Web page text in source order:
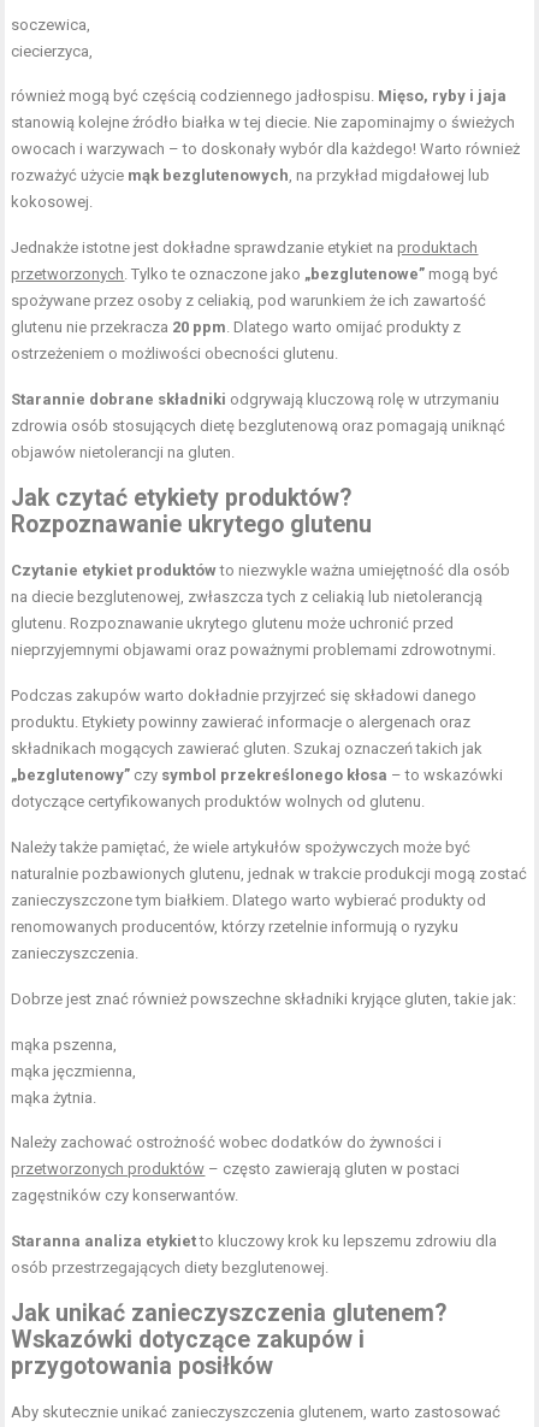
soczewica,
ciecierzyca,
również mogą być częścią codziennego jadłospisu. Mięso, ryby i jaja
stanowią kolejne źródło białka w tej diecie. Nie zapominajmy o świeżych
owocach i warzywach – to doskonały wybór dla każdego! Warto również
rozważyć użycie mąk bezglutenowych , na przykład migdałowej lub
kokosowej.
Jednakże istotne jest dokładne sprawdzanie etykiet na produktach
przetworzonych . Tylko te oznaczone jako „bezglutenowe” mogą być
spożywane przez osoby z celiakią, pod warunkiem że ich zawartość
glutenu nie przekracza 20 ppm . Dlatego warto omijać produkty z
ostrzeżeniem o możliwości obecności glutenu.
Starannie dobrane składniki odgrywają kluczową rolę w utrzymaniu
zdrowia osób stosujących dietę bezglutenową oraz pomagają uniknąć
objawów nietolerancji na gluten.
Jak czytać etykiety produktów?
Rozpoznawanie ukrytego glutenu
Czytanie etykiet produktówto niezwykle ważna umiejętność dla osób
na diecie bezglutenowej, zwłaszcza tych z celiakią lub nietolerancją
glutenu. Rozpoznawanie ukrytego glutenu może uchronić przed
nieprzyjemnymi objawami oraz poważnymi problemami zdrowotnymi.
Podczas zakupów warto dokładnie przyjrzeć się składowi danego
produktu. Etykiety powinny zawierać informacje o alergenach oraz
składnikach mogących zawierać gluten. Szukaj oznaczeń takich jak
„bezglutenowy” czy symbol przekreślonego kłosa – to wskazówki
dotyczące certyfikowanych produktów wolnych od glutenu.
Należy także pamiętać, że wiele artykułów spożywczych może być
naturalnie pozbawionych glutenu, jednak w trakcie produkcji mogą zostać
zanieczyszczone tym białkiem. Dlatego warto wybierać produkty od
renomowanych producentów, którzy rzetelnie informują o ryzyku
zanieczyszczenia.
Dobrze jest znać również powszechne składniki kryjące gluten, takie jak:
mąka pszenna,
mąka jęczmienna,
mąka żytnia.
Należy zachować ostrożność wobec dodatków do żywności i
przetworzonych produktów – często zawierają gluten w postaci
zagęstników czy konserwantów.
Staranna analiza etykietto kluczowy krok ku lepszemu zdrowiu dla
osób przestrzegających diety bezglutenowej.
Jak unikać zanieczyszczenia glutenem?
Wskazówki dotyczące zakupów i
przygotowania posiłków
Aby skutecznie unikać zanieczyszczenia glutenem, warto zastosować